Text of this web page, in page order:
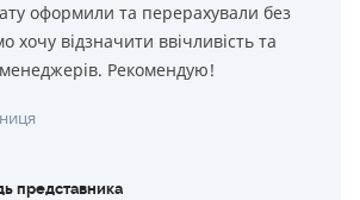
оформили та перерахували без
хочу відзначити ввічливість та
Рекомендую!
представника